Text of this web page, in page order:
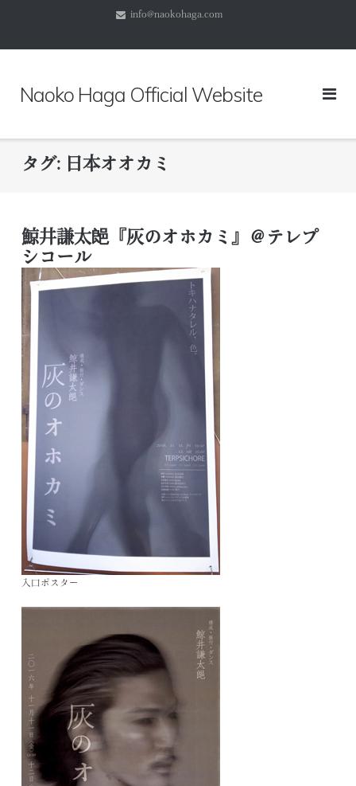
テ
キ
info@naokohaga.com
Naoko Haga Official Website
タグ: 日本オオカミ
鯨井謙太郒『灰のオホカミ』＠テレプ
シコール
入口ポスター